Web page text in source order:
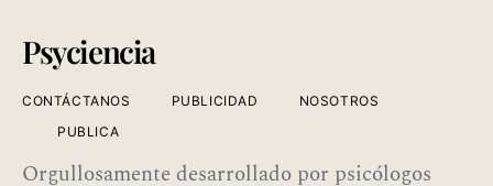
Psyciencia
CONTÁCTANOS PUBLICIDAD
NOSOTROS
PUBLICA
Orgullosamente desarrollado por psicólogos